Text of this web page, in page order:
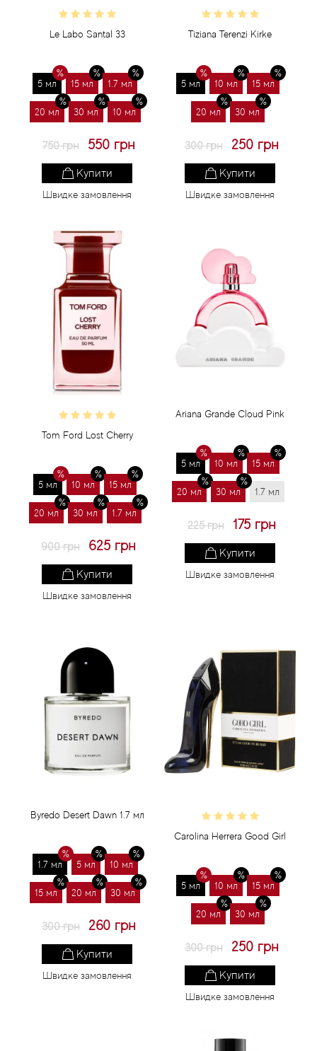
Le Labo Santal 33
5 мл 15 мл 1.7 мл
20 мл 30 мл 10 мл
750 грн 550 грн
Купити
Швидке замовлення
Tiziana Terenzi Kirke
5 мл 10 мл 15 мл
20 мл 30 мл
300 грн 250 грн
Купити
Швидке замовлення
Tom Ford Lost Cherry
5 мл 10 мл 15 мл
20 мл 30 мл 1.7 мл
900 грн 625 грн
Купити
Швидке замовлення
Ariana Grande Cloud Pink
5 мл 10 мл 15 мл
20 мл 30 мл 1.7 мл
225 грн 175 грн
Купити
Швидке замовлення
Byredo Desert Dawn 1.7 мл
1.7 мл 5 мл 10 мл
15 мл 20 мл 30 мл
300 грн 260 грн
Купити
Швидке замовлення
Carolina Herrera Good Girl
5 мл 10 мл 15 мл
20 мл 30 мл
300 грн 250 грн
Купити
Швидке замовлення